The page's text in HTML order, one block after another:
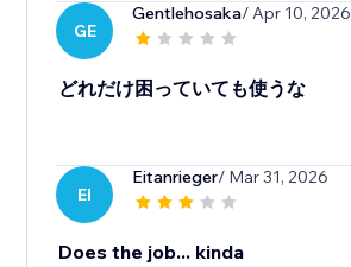
GE
Gentlehosaka/ Apr 10, 2026
どれだけ困っていても使うな
EI
Eitanrieger/ Mar 31, 2026
Does the job... kinda